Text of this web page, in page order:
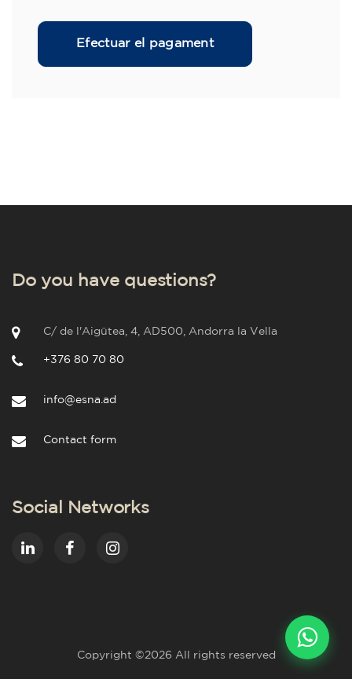
Do you have questions?
C/ de l'Aigütea, 4, AD500, Andorra la Vella
+376 80 70 80
info@esna.ad
Contact form
Social Networks
Copyright ©2026 All rights reserved